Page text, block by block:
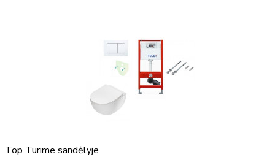
Top Turime sandėlyje